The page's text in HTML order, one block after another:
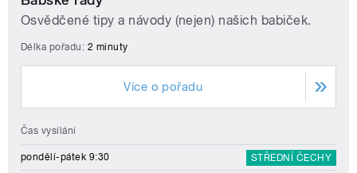
Osvědčené tipy a návody (nejen) našich babiček.
Délka pořadu: 2 minuty
Více o pořadu
Čas vysílání
pondělí-pátek 9:30 STŘEDNÍ ČECHY